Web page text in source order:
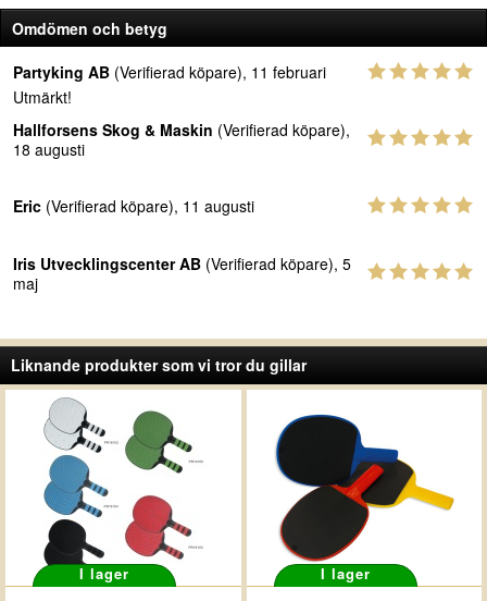
Omdömen och betyg
Partyking AB (Verifierad köpare), 11 februari
Utmärkt!
Hallforsens Skog & Maskin (Verifierad köpare),
18 augusti
Eric (Verifierad köpare), 11 augusti
Iris Utvecklingscenter AB (Verifierad köpare), 5
maj
Liknande produkter som vi tror du gillar
I lager I lager